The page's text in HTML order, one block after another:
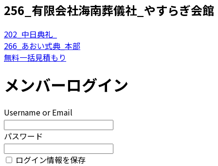
256_有限会社海南葬儀社_やすらぎ会館
202_中日典礼_
266_あおい式典_本部
無料一括見積もり
メンバーログイン
Username or Email
パスワード
ログイン情報を保存